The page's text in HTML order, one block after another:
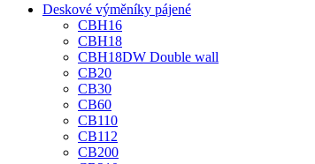
Deskové výměníky pájené
CBH16
CBH18
CBH18DW Double wall
CB20
CB30
CB60
CB110
CB112
CB200